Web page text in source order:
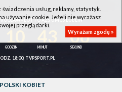
- LOTTO AZS UMCS LUBLIN
06
18:00, TVPSPORT.PL
KOBIET
usług, reklamy, statystyk.
używanie cookie. Jeżeli nie wyrażasz
przeglądarki.
Wyrażam zgodę »